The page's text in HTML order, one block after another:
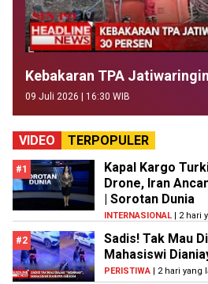
Kebakaran TPA
09 Juli 2026 | 16:30 WIB
VIDEO TERPOPULER
#1
Kapal Kargo
Drone, Iran
| Sorotan Dunia
INTERNASIONAL | 2 hari
#2
Sadis! Tak Mau
Mahasiswi
PERISTIWA | 2 hari yang